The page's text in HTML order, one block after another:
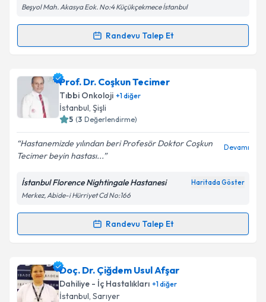
Beşyol Mah. Akasya Eok. No:4 Küçükçekmece İstanbul
Randevu Talep Et
Randevu Takvimi Talebi
Doç. Dr. Ramazan Yıldıziçin randevu takvimi talebi
oluşturun. Size bu uzmandan randevu almanız için bir
takvim hazırlandığında e-posta ile bilgilendireceğiz.
Kişisel verilerimin işlenmesine ilişkin
Aydınlatma
Metni'ni okudum ve kişisel verilerimin belirtilen
kapsamda işlenmesini kabul ediyorum.
Prof. Dr. Coşkun Tecimer
Tıbbi Onkoloji +1diğer
İstanbul, Şişli
5 (3 Değerlendirme)
Hastanemizde yılından beri Profesör Doktor Coşkun
Tecimer beyin hastası...
Devamı
İstanbul Florence Nightingale Hastanesi Haritada Göster
Merkez, Abide-i Hürriyet Cd No:166
Randevu Talep Et
Randevu Takvimi Talebi
Prof. Dr. Coşkun Tecimeriçin randevu takvimi talebi
oluşturun. Size bu uzmandan randevu almanız için bir
takvim hazırlandığında e-posta ile bilgilendireceğiz.
Doç. Dr. Çiğdem Usul Afşar
Dahiliye - İç Hastalıkları +1diğer
İstanbul, Sarıyer